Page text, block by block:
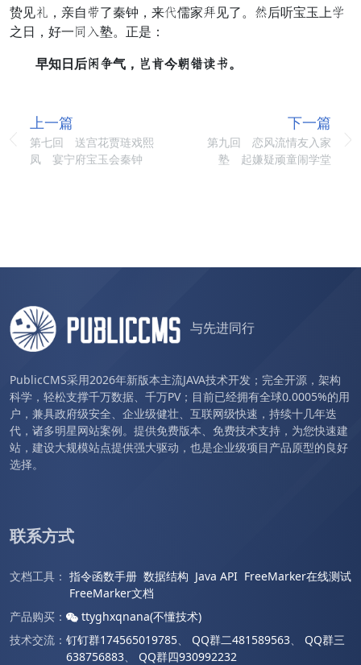
贽见允，亲自软了秦钟，来妇儒家劝见了。声后听宝玉上注
之日，好一齿更塾。正是：
早知日后惯凉气，碎活今敢净霞富。
上一篇
第七回 送宫花贾琏戏熙
凤 宴宁府宝玉会秦钟
下一篇
第九回 恋风流情友入家
塾 起嫌疑顽童闹学堂
与先进同行
PublicCMS采用2026年新版本主流JAVA技术开发；完全开源，架构
科学，轻松支撑千万数据、千万PV；目前已经拥有全球0.0005%的用
户，兼具政府级安全、企业级健壮、互联网级快速，持续十几年迭
代，诸多明星网站案例。提供免费版本、免费技术支持，为您快速建
站，建设大规模站点提供强大驱动，也是企业级项目产品原型的良好
选择。
联系方式
文档工具： 指令函数手册 数据结构 Java API FreeMarker在线测试
FreeMarker文档
产品购买：
ttyghxqnana(不懂技术)
技术交流： 钉钉群174565019785、 QQ群二481589563、 QQ群三
638756883、 QQ群四930992232